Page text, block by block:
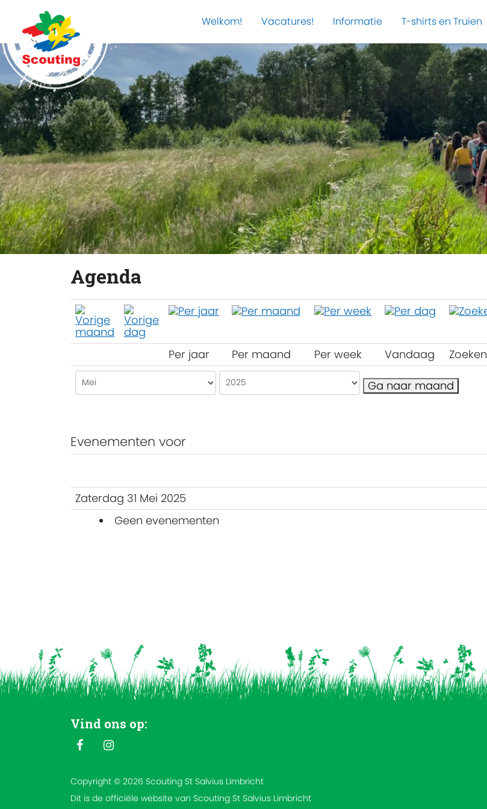
Welkom! Vacatures! Informatie T-shirts en Truien
Agenda
Per jaar Per maand Per week Vandaag Zoeken
Ga naar maand
Evenementen voor
Zaterdag 31 Mei 2025
Geen evenementen
Vind ons op:
Copyright © 2026 Scouting St Salvius Limbricht
Dit is de officiële website van Scouting St Salvius Limbricht